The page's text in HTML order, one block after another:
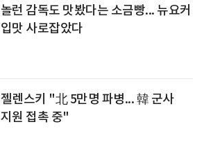
놀런 감독도 맛봤다는 소금빵... 뉴요커
입맛 사로잡았다
젤렌스키 "北 5만명 파병... 韓 군사
지원 접촉 중"